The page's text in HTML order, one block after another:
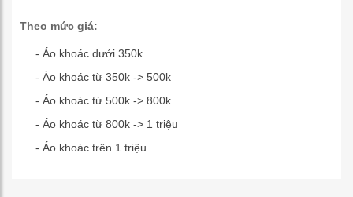
Theo mức giá:
- Áo khoác dưới 350k
- Áo khoác từ 350k -> 500k
- Áo khoác từ 500k -> 800k
- Áo khoác từ 800k -> 1 triệu
- Áo khoác trên 1 triệu